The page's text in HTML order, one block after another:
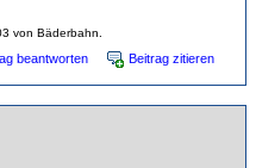
von Bäderbahn.
beantworten Beitrag zitieren